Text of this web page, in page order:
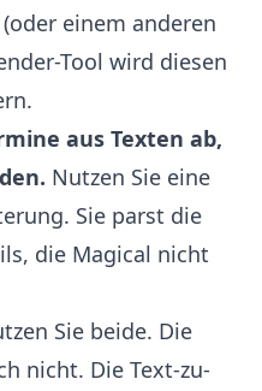
einem anderen
Tool wird diesen
aus Texten ab,
Nutzen Sie eine
Sie parst die
die Magical nicht
Sie beide. Die
nicht. Die Text-zu-